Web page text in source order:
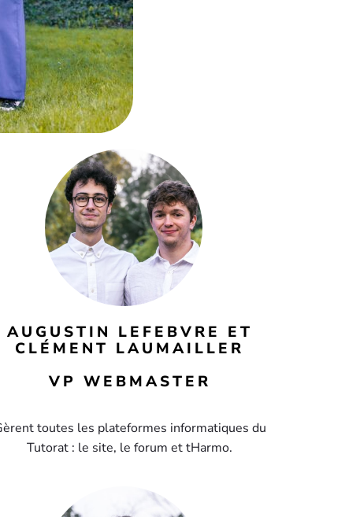
AUGUSTIN LEFEBVRE ET
CLÉMENT LAUMAILLER
VP WEBMASTER
toutes les plateformes informatiques du
Tutorat : le site, le forum et tHarmo.